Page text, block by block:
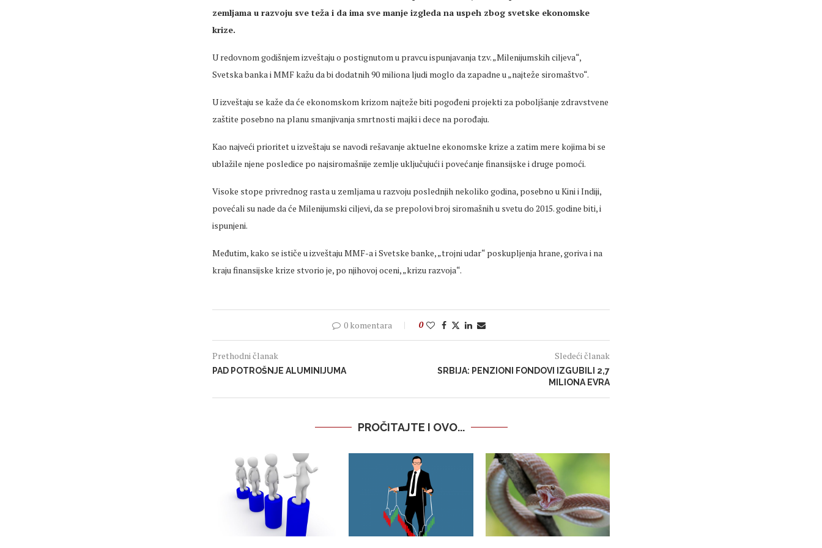
zemljama u razvoju sve teža i da ima sve manje izgleda na uspeh zbog svetske ekonomske
krize.
U redovnom godišnjem izveštaju o postignutom u pravcu ispunjavanja tzv. „Milenijumskih ciljeva“,
Svetska banka i MMF kažu da bi dodatnih 90 miliona ljudi moglo da zapadne u „najteže siromaštvo“.
U izveštaju se kaže da će ekonomskom krizom najteže biti pogođeni projekti za poboljšanje zdravstvene
zaštite posebno na planu smanjivanja smrtnosti majki i dece na porođaju.
Kao najveći prioritet u izveštaju se navodi rešavanje aktuelne ekonomske krize a zatim mere kojima bi se
ublažile njene posledice po najsiromašnije zemlje uključujući i povećanje finansijske i druge pomoći.
Visoke stope privrednog rasta u zemljama u razvoju poslednjih nekoliko godina, posebno u Kini i Indiji,
povećali su nade da će Milenijumski ciljevi, da se prepolovi broj siromašnih u svetu do 2015. godine biti, i
ispunjeni.
Međutim, kako se ističe u izveštaju MMF-a i Svetske banke, „trojni udar“ poskupljenja hrane, goriva i na
kraju finansijske krize stvorio je, po njihovoj oceni, „krizu razvoja“.
0 komentara 0
Prethodni članak
PAD POTROŠNJE ALUMINIJUMA
Sledeći članak
SRBIJA: PENZIONI FONDOVI IZGUBILI 2,7
MILIONA EVRA
PROČITAJTE I OVO...